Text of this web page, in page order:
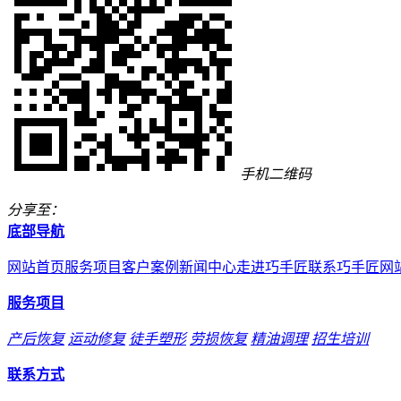
手机二维码
分享至：
底部导航
网站首页服务项目客户案例 新闻中心走进巧手匠联系巧手匠 网
服务项目
产后恢复 运动修复 徒手塑形 劳损恢复 精油调理 招生培训
联系方式